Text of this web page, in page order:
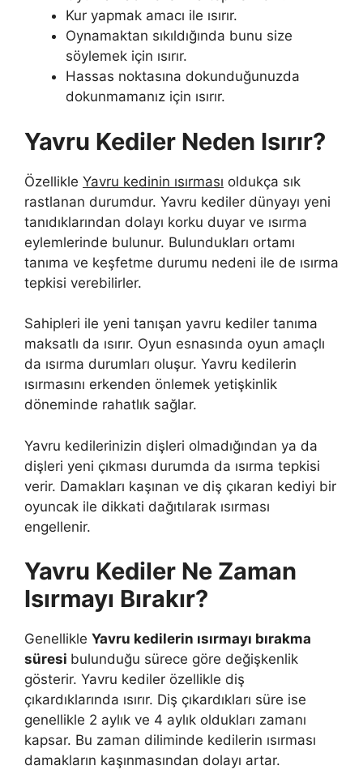
Kur yapmak amacı ile ısırır.
Oynamaktan sıkıldığında bunu size
söylemek için ısırır.
Hassas noktasına dokunduğunuzda
dokunmamanız için ısırır.
Yavru Kediler Neden Isırır?
Özellikle Yavru kedinin ısırması oldukça sık
rastlanan durumdur. Yavru kediler dünyayı yeni
tanıdıklarından dolayı korku duyar ve ısırma
eylemlerinde bulunur. Bulundukları ortamı
tanıma ve keşfetme durumu nedeni ile de ısırma
tepkisi verebilirler.
Sahipleri ile yeni tanışan yavru kediler tanıma
maksatlı da ısırır. Oyun esnasında oyun amaçlı
da ısırma durumları oluşur. Yavru kedilerin
ısırmasını erkenden önlemek yetişkinlik
döneminde rahatlık sağlar.
Yavru kedilerinizin dişleri olmadığından ya da
dişleri yeni çıkması durumda da ısırma tepkisi
verir. Damakları kaşınan ve diş çıkaran kediyi bir
oyuncak ile dikkati dağıtılarak ısırması
engellenir.
Yavru Kediler Ne Zaman
Isırmayı Bırakır?
Genellikle Yavru kedilerin ısırmayı bırakma
süresi bulunduğu sürece göre değişkenlik
gösterir. Yavru kediler özellikle diş
çıkardıklarında ısırır. Diş çıkardıkları süre ise
genellikle 2 aylık ve 4 aylık oldukları zamanı
kapsar. Bu zaman diliminde kedilerin ısırması
damakların kaşınmasından dolayı artar.